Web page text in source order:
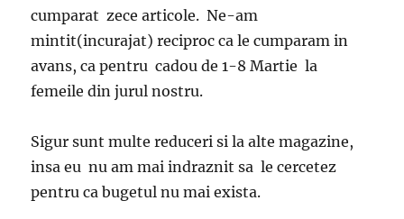
cumparat zece articole. Ne-am
mintit(incurajat) reciproc ca le cumparam in
avans, ca pentru cadou de 1-8 Martie la
femeile din jurul nostru.
Sigur sunt multe reduceri si la alte magazine,
insa eu nu am mai indraznit sa le cercetez
pentru ca bugetul nu mai exista.